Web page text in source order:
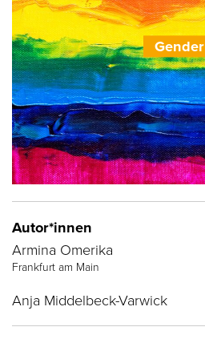
Gender
Autor*innen
Armina Omerika
Frankfurt am Main
Anja Middelbeck-Varwick